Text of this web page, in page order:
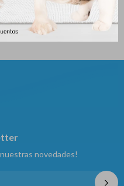
novedades!